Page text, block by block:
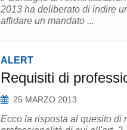
2013 ha deliberato di indire
affidare un mandato ...
ALERT
Requisiti di
25 MARZO 2013
Ecco la risposta al quesito di